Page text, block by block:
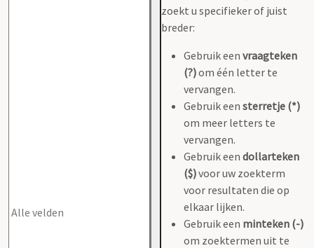
zoekt u specifieker of juist
breder:
Gebruik een vraagteken
(?)om één letter te
vervangen.
Gebruik een sterretje (*)
om meer letters te
vervangen.
Gebruik een dollarteken
($)voor uw zoekterm
voor resultaten die op
elkaar lijken.
Gebruik een minteken (-)
om zoektermen uit te